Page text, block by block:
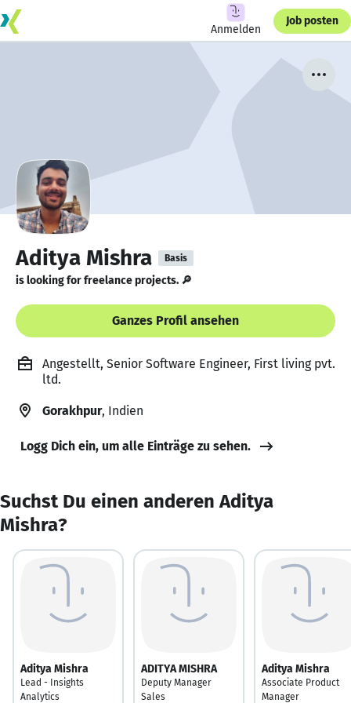
Anmelden
Job posten
Aditya Mishra Basis
is looking for freelance projects. 🔎
Ganzes Profil ansehen
Angestellt, Senior Software Engineer, First living pvt.
ltd.
Gorakhpur, Indien
Logg Dich ein, um alle Einträge zu sehen.
Suchst Du einen anderen Aditya
Mishra?
Aditya Mishra
Lead - Insights
Analytics
ADITYA MISHRA
Deputy Manager
Sales
Aditya Mishra
Associate Product
Manager